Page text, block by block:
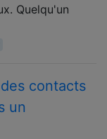
Quelqu'un
contacts
un